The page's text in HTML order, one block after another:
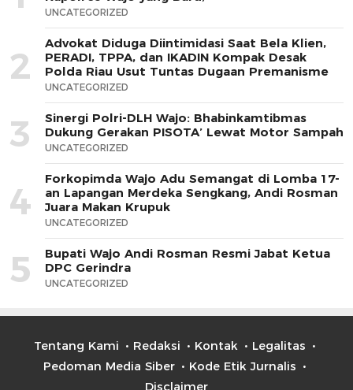
UNCATEGORIZED
2
Advokat Diduga Diintimidasi Saat Bela Klien,
PERADI, TPPA, dan IKADIN Kompak Desak
Polda Riau Usut Tuntas Dugaan Premanisme
UNCATEGORIZED
3
Sinergi Polri-DLH Wajo: Bhabinkamtibmas
Dukung Gerakan PISOTA’ Lewat Motor Sampah
UNCATEGORIZED
4
Forkopimda Wajo Adu Semangat di Lomba 17-
an Lapangan Merdeka Sengkang, Andi Rosman
Juara Makan Krupuk
UNCATEGORIZED
5
Bupati Wajo Andi Rosman Resmi Jabat Ketua
DPC Gerindra
UNCATEGORIZED
Tentang Kami Redaksi Kontak
Legalitas
Pedoman Media Siber
Kode Etik Jurnalis
Disclaimer